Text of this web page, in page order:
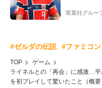
ー”映像が
双葉社グルー
#ゼルダの伝説 #ファミコン
TOP
ゲーム
ライネルとの「再会」に感激…平
を初プレイして驚いたこと（概要